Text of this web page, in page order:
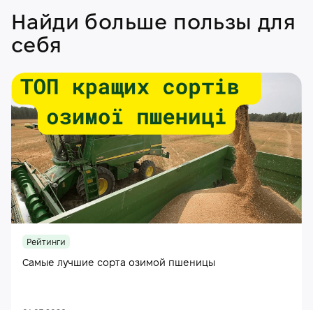
Найди больше пользы для
себя
Рейтинги
Самые лучшие сорта озимой пшеницы